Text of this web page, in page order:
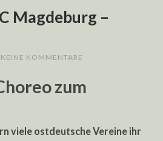
Magdeburg –
KEINE KOMMENTARE
zum
viele ostdeutsche Vereine ihr